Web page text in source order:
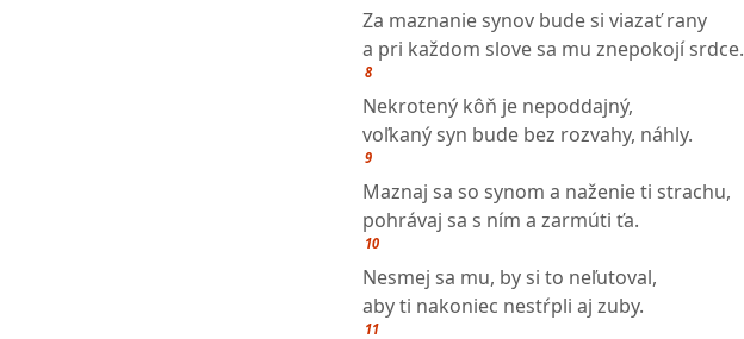
Za maznanie synov bude si viazať rany
a pri každom slove sa mu znepokojí srdce.
8
Nekrotený kôň je nepoddajný,
voľkaný syn bude bez rozvahy, náhly.
9
Maznaj sa so synom a naženie ti strachu,
pohrávaj sa s ním a zarmúti ťa.
10
Nesmej sa mu, by si to neľutoval,
aby ti nakoniec nestŕpli aj zuby.
11